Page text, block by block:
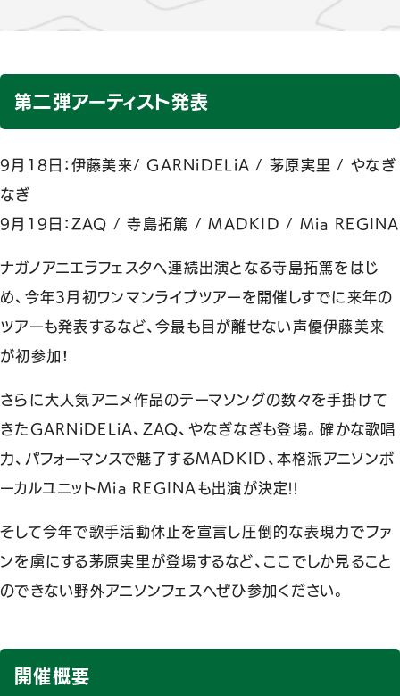
第二弾アーティスト発表
9月18日：伊藤美来/ GARNiDELiA / 茅原実里 / やなぎ
なぎ
9月19日：ZAQ / 寺島拓篤 / MADKID / Mia REGINA
ナガノアニエラフェスタへ連続出演となる寺島拓篤をはじ
め、今年3月初ワンマンライブツアーを開催しすでに来年の
ツアーも発表するなど、今最も目が離せない声優伊藤美来
が初参加！
さらに大人気アニメ作品のテーマソングの数々を手掛けて
きたGARNiDELiA、ZAQ、やなぎなぎも登場。確かな歌唱
力、パフォーマンスで魅了するMADKID、本格派アニソンボ
ーカルユニットMia REGINAも出演が決定!!
そして今年で歌手活動休止を宣言し圧倒的な表現力でファ
ンを虜にする茅原実里が登場するなど、ここでしか見ること
のできない野外アニソンフェスへぜひ参加ください。
開催概要